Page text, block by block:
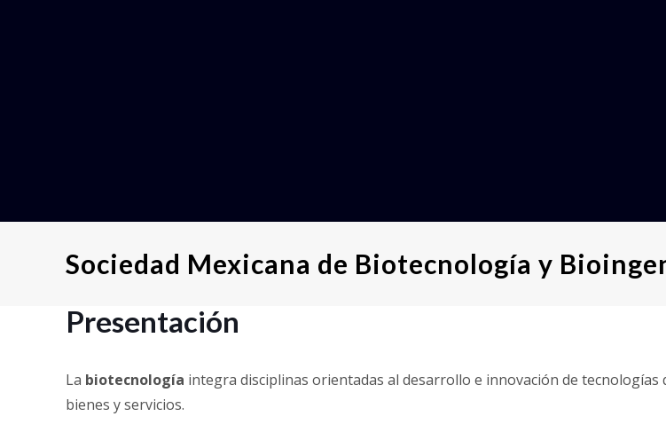
Sociedad Mexicana de Biotecnología y
Presentación
La biotecnología integra disciplinas orientadas al desarrollo e innovación de
bienes y servicios.